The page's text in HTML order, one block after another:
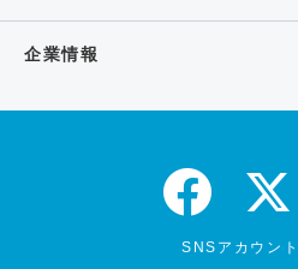
企業情報
SNSアカウン